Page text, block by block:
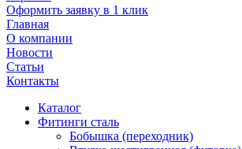
Оформить заявку в 1 клик
Главная
О компании
Новости
Статьи
Контакты
Каталог
Фитинги сталь
Бобышка (переходник)